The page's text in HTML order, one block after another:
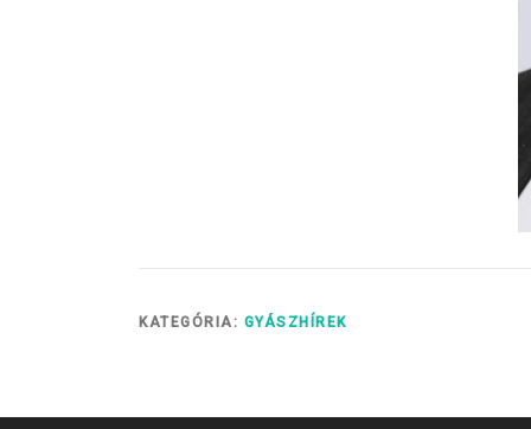
KATEGÓRIA: GYÁSZHÍREK